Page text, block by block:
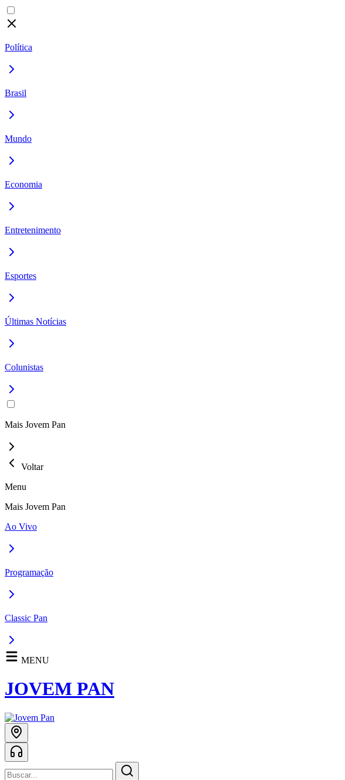
Política
Brasil
Mundo
Economia
Entretenimento
Esportes
Últimas Notícias
Colunistas
Mais Jovem Pan
Voltar
Menu
Mais Jovem Pan
Ao Vivo
Programação
Classic Pan
MENU
JOVEM PAN